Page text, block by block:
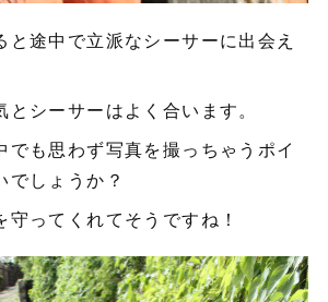
と途中で立派なシーサーに出会え
シーサーはよく合います。
でも思わず写真を撮っちゃうポイ
でしょうか？
守ってくれてそうですね！